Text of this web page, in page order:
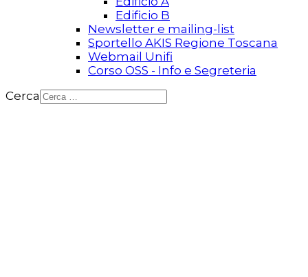
Edificio B
Newsletter e mailing-list
Sportello AKIS Regione Toscana
Webmail Unifi
Corso OSS - Info e Segreteria
Cerca